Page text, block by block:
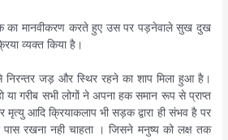
मानवीकरण करते हुए उस पर पड़नेवाले सुख दुख
व्यक्त किया है।
जड़ और स्थिर रहने का शाप मिला हुआ है।
गरीब सभी लोगों ने अपना हक समान रूप से प्राप्त
आदि क्रियाकलाप भी सड़क द्वारा ही संभव है पर
रखना नही चाहता । जिसने मनुष्य को लक्ष तक